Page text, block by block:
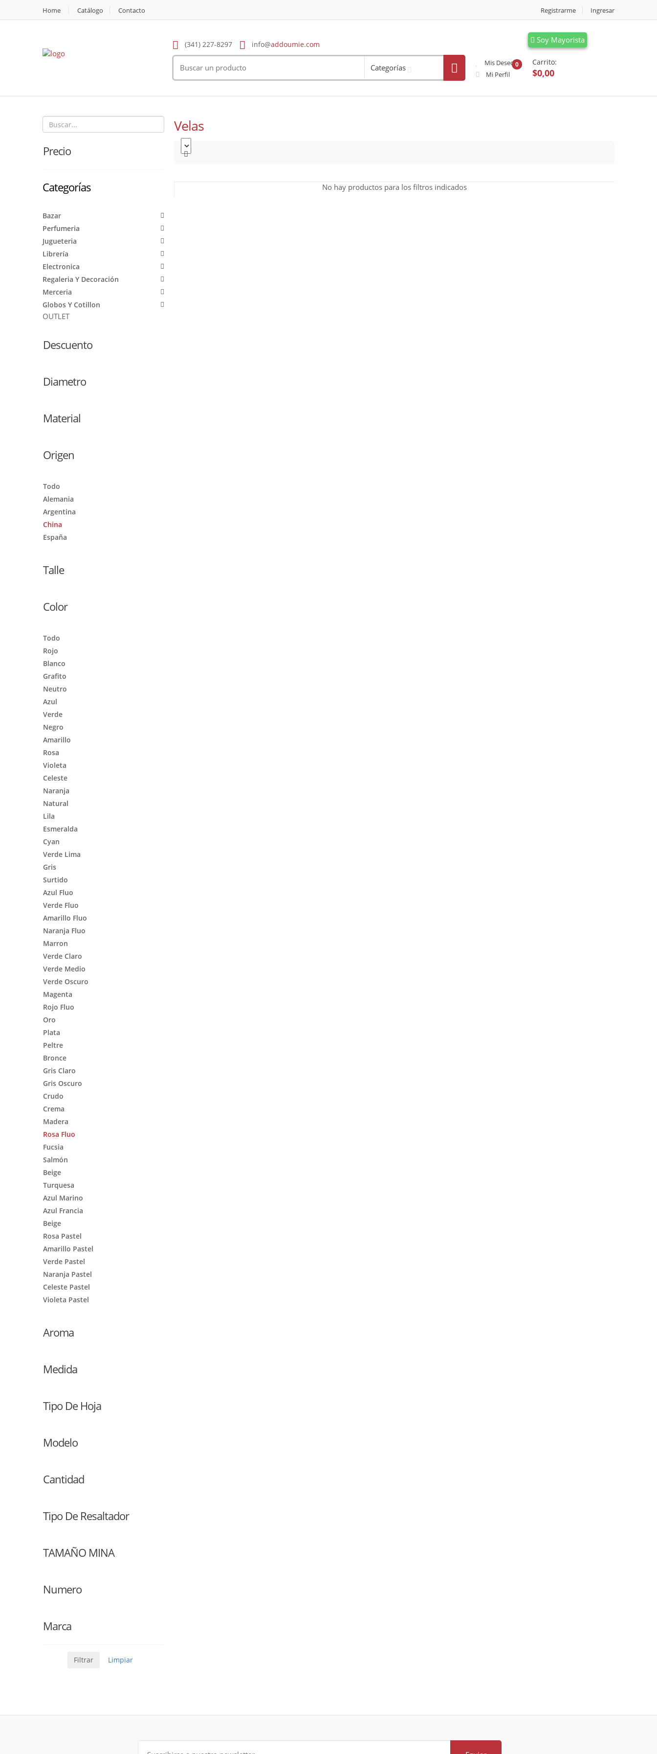
Home Catálogo Contacto Registrarme Ingresar
(341) 227-8297 info@addoumie.com
Categorías
Mis Deseos
Mi Perfil
Soy Mayorista
0 Carrito:
$0,00
Precio
Categorías
Bazar
Perfumeria
Jugueteria
Librería
Electronica
Regaleria Y Decoración
Merceria
Globos Y Cotillon
OUTLET
Descuento
Diametro
Material
Origen
Todo
Alemania
Argentina
China
España
Talle
Color
Todo
Rojo
Blanco
Grafito
Neutro
Azul
Verde
Negro
Amarillo
Rosa
Violeta
Celeste
Naranja
Natural
Lila
Esmeralda
Cyan
Verde Lima
Gris
Surtido
Azul Fluo
Verde Fluo
Amarillo Fluo
Naranja Fluo
Marron
Verde Claro
Verde Medio
Verde Oscuro
Magenta
Rojo Fluo
Oro
Plata
Peltre
Bronce
Gris Claro
Gris Oscuro
Crudo
Crema
Madera
Rosa Fluo
Fucsia
Salmón
Beige
Turquesa
Azul Marino
Azul Francia
Beige
Rosa Pastel
Amarillo Pastel
Verde Pastel
Naranja Pastel
Celeste Pastel
Violeta Pastel
Aroma
Medida
Tipo De Hoja
Modelo
Cantidad
Tipo De Resaltador
TAMAÑO MINA
Numero
Marca
Filtrar Limpiar
Velas
No hay productos para los filtros indicados